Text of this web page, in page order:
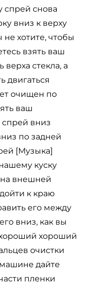
спрей снова
вниз к верху
не хотите, чтобы
взять ваш
стекла, а
двигаться
очищен по
ваш
спрей вниз
по задней
[Музыка]
куску
внешней
к краю
его между
вниз, как вы
хороший хороший
очистки
дайте
пленки